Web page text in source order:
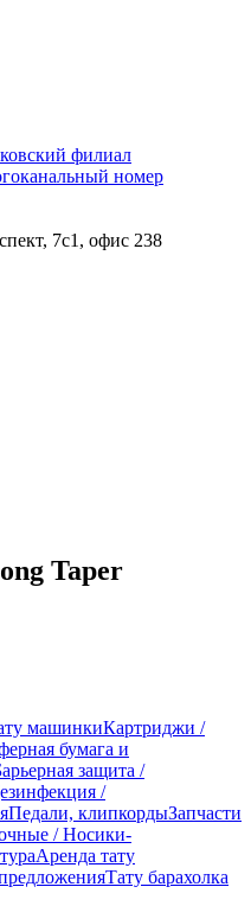
филиал
номер
7с1, офис 238
Taper
машинкиКартриджи /
бумага и
защита /
/
Педали, клипкордыЗапчасти
/ Носики-
Аренда тату
Тату барахолка